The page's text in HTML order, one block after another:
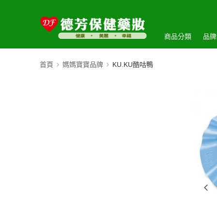
商品分類 品
首頁 媽媽寶寶品牌 KU.KU酷咕鴨